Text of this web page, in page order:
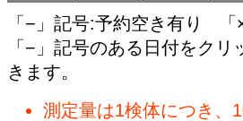
「−」記号:予約空き有り 「
「−」記号のある日付をク
きます。
測定量は1検体につき、